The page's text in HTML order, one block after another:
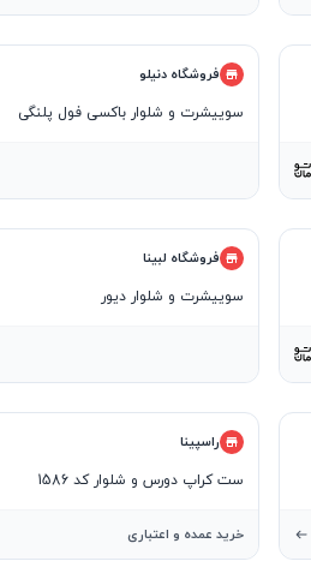
فروشگاه دنیلو
سوییشرت و شلوار باکسی فول پلنگی
فروشگاه لبینا
سوییشرت و شلوار دیور
راسپینا
ست کراپ دورس و شلوار کد 1586
خرید عمده و اعتباری